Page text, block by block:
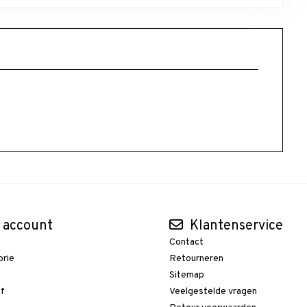
Klantenservice
Contact
Retourneren
Sitemap
Veelgestelde vragen